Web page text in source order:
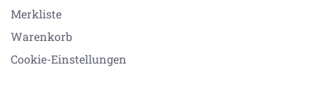
Merkliste
Warenkorb
Cookie-Einstellungen